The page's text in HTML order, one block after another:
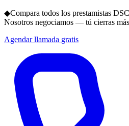
◆Compara todos los prestamistas
Nosotros negociamos — tú cierras
Agendar llamada gratis